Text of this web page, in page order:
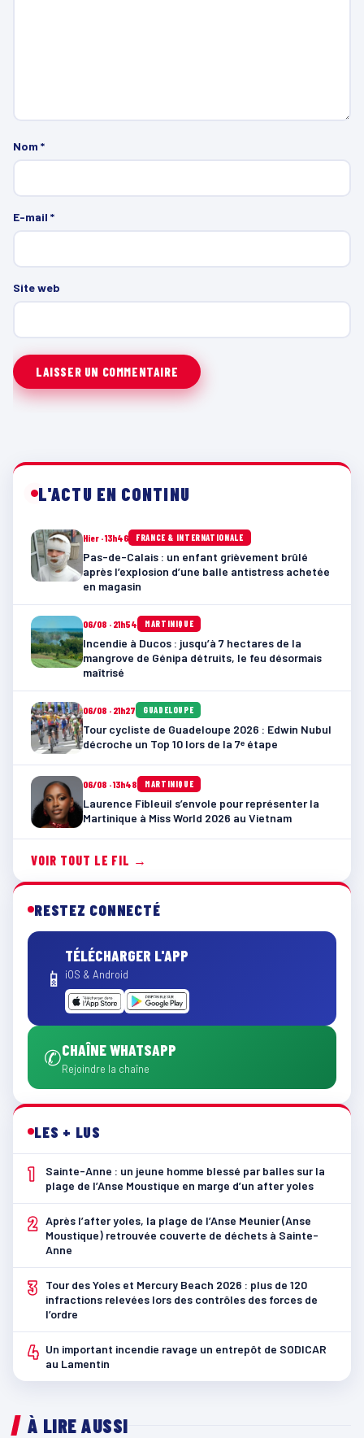
Nom *
E-mail *
Site web
L'ACTU EN CONTINU
Hier · 13h46 FRANCE & INTERNATIONALE
Pas-de-Calais : un enfant grièvement brûlé
après l’explosion d’une balle antistress achetée
en magasin
06/08 · 21h54 MARTINIQUE
Incendie à Ducos : jusqu’à 7 hectares de la
mangrove de Génipa détruits, le feu désormais
maîtrisé
06/08 · 21h27 GUADELOUPE
Tour cycliste de Guadeloupe 2026 : Edwin Nubul
décroche un Top 10 lors de la 7ᵉ étape
06/08 · 13h48 MARTINIQUE
Laurence Fibleuil s’envole pour représenter la
Martinique à Miss World 2026 au Vietnam
VOIR TOUT LE FIL →
RESTEZ CONNECTÉ
📱
TÉLÉCHARGER L'APP
iOS & Android
✆CHAÎNE WHATSAPP
Rejoindre la chaîne
LES + LUS
1
Sainte-Anne : un jeune homme blessé par balles sur la
plage de l’Anse Moustique en marge d’un after yoles
2 Après l’after yoles, la plage de l’Anse Meunier (Anse
Moustique) retrouvée couverte de déchets à Sainte-
Anne
3
Tour des Yoles et Mercury Beach 2026 : plus de 120
infractions relevées lors des contrôles des forces de
l’ordre
4 Un important incendie ravage un entrepôt de SODICAR
au Lamentin
À LIRE AUSSI